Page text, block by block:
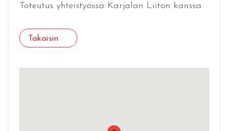
Toteutus yhteistyössä Karjalan Liiton kanssa.
Takaisin